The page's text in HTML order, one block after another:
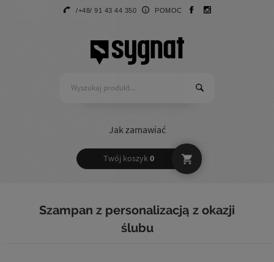
/+48/ 91 43 44 350 POMOC
Jak zamawiać
Twój koszyk0
Szampan z personalizacją z okazji
ślubu